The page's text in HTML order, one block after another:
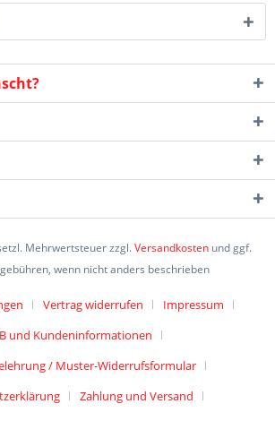
Mehrwertsteuer zzgl.Versandkosten und ggf.
wenn nicht anders beschrieben
Vertrag widerrufen
Impressum
und Kundeninformationen
/ Muster-Widerrufsformular
Zahlung und Versand